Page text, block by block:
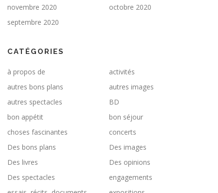
novembre 2020
octobre 2020
septembre 2020
CATÉGORIES
à propos de
activités
autres bons plans
autres images
autres spectacles
BD
bon appétit
bon séjour
choses fascinantes
concerts
Des bons plans
Des images
Des livres
Des opinions
Des spectacles
engagements